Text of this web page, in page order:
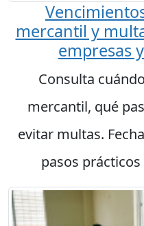
mercantil y
empresas
Consulta
mercantil, qué
evitar multas.
pasos